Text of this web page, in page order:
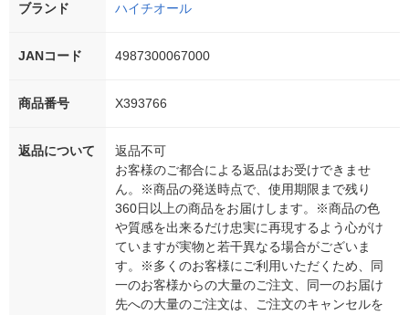
ブランド ハイチオール
JANコード 4987300067000
商品番号 X393766
返品について
返品不可
お客様のご都合による返品はお受けできませ
ん。※商品の発送時点で、使用期限まで残り
360日以上の商品をお届けします。※商品の色
や質感を出来るだけ忠実に再現するよう心がけ
ていますが実物と若干異なる場合がございま
す。※多くのお客様にご利用いただくため、同
一のお客様からの大量のご注文、同一のお届け
先への大量のご注文は、ご注文のキャンセルを